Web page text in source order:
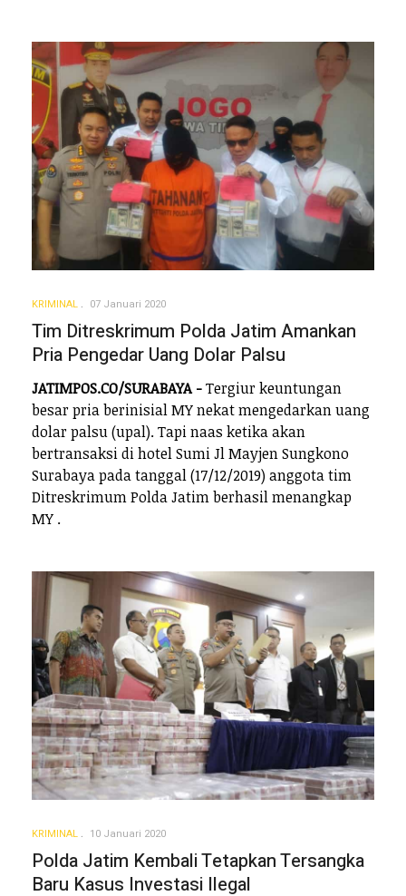
KRIMINAL 07 Januari 2020
Tim Ditreskrimum Polda Jatim Amankan
Pria Pengedar Uang Dolar Palsu
JATIMPOS.CO/SURABAYA -Tergiur keuntungan
besar pria berinisial MY nekat mengedarkan uang
dolar palsu (upal). Tapi naas ketika akan
bertransaksi di hotel Sumi Jl Mayjen Sungkono
Surabaya pada tanggal (17/12/2019) anggota tim
Ditreskrimum Polda Jatim berhasil menangkap
MY .
KRIMINAL 10 Januari 2020
Polda Jatim Kembali Tetapkan Tersangka
Baru Kasus Investasi Ilegal